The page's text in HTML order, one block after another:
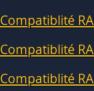
Compatiblité
Compatiblité
Compatiblité